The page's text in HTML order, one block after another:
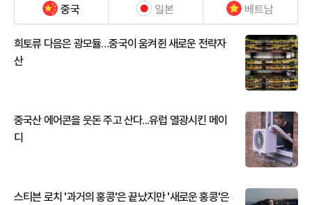
중국 일본 베트남
희토류 다음은 광모듈…중국이 움켜쥔 새로운 전략자
산
중국산 에어콘을 웃돈 주고 산다...유럽 열광시킨 메이
디
스티븐 로치 '과거의 홍콩'은 끝났지만 '새로운 홍콩'은